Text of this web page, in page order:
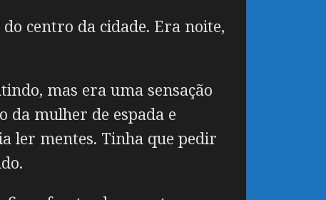
centro da cidade. Era noite,
mas era uma sensação
da mulher de espada e
ler mentes. Tinha que pedir